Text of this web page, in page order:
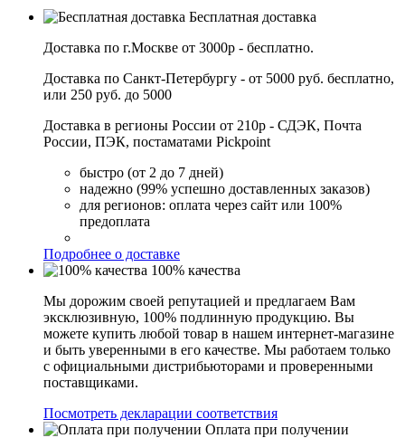
Бесплатная доставка
Доставка по г.Москве от 3000р - бесплатно.
Доставка по Санкт-Петербургу - от 5000 руб. бесплатно,
или 250 руб. до 5000
Доставка в регионы России от 210р - СДЭК, Почта
России, ПЭК, постаматами Pickpoint
быстро (от 2 до 7 дней)
надежно (99% успешно доставленных заказов)
для регионов: оплата через сайт или 100%
предоплата
Подробнее о доставке
100% качества
Мы дорожим своей репутацией и предлагаем Вам
эксклюзивную, 100% подлинную продукцию. Вы
можете купить любой товар в нашем интернет-магазине
и быть уверенными в его качестве. Мы работаем только
с официальными дистрибьюторами и проверенными
поставщиками.
Посмотреть декларации соответствия
Оплата при получении